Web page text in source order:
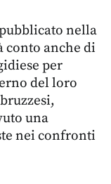
nella
conto anche di
per
del loro
una
nei confronti